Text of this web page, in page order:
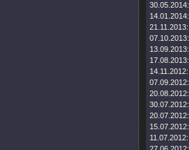
30.05.2014:
14.01.2014:
21.11.2013:
07.10.2013:
13.09.2013:
17.08.2013:
14.11.2012:
07.09.2012:
20.08.2012:
30.07.2012:
20.07.2012:
15.07.2012:
11.07.2012: